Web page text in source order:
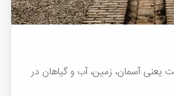
یعنی آسمان، زمین، آب و گیاهان در